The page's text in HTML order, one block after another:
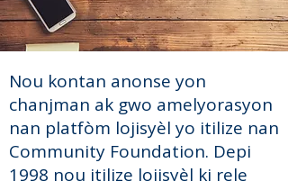
Nou kontan anonse yon
chanjman ak gwo amelyorasyon
nan platfòm lojisyèl yo itilize nan
Community Foundation. Depi
1998 nou itilize lojisyèl ki rele